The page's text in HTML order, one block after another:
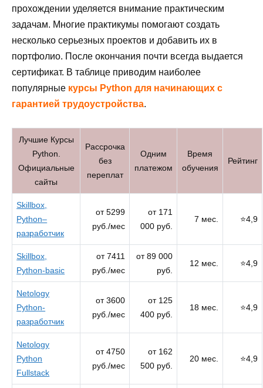
прохождении уделяется внимание практическим
задачам. Многие практикумы помогают создать
несколько серьезных проектов и добавить их в
портфолио. После окончания почти всегда выдается
сертификат. В таблице приводим наиболее
популярные курсы Python для начинающих с
гарантией трудоустройства.
Лучшие Курсы
Python.
Официальные
сайты
Рассрочка
без
переплат
Одним
платежом
Время
обучения
Рейтинг
Skillbox,
Python–
разработчик
от 5299
руб./мес
от 171
000 руб.
7 мес. ⭐4,9
Skillbox,
Python-basic
от 7411
руб./мес
от 89 000
руб.
12 мес. ⭐4,9
Netology
Python-
разработчик
от 3600
руб./мес
от 125
400 руб.
18 мес. ⭐4,9
Netology
Python
Fullstack
от 4750
руб./мес
от 162
500 руб.
20 мес. ⭐4,9